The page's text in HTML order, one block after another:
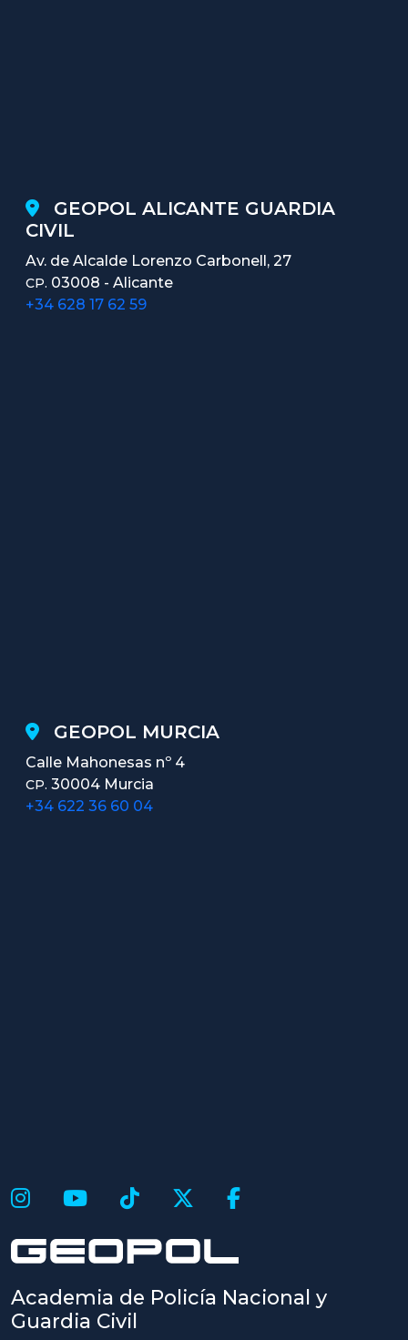
GEOPOL ALICANTE GUARDIA
CIVIL
Av. de Alcalde Lorenzo Carbonell, 27
CP. 03008 - Alicante
+34 628 17 62 59
GEOPOL MURCIA
Calle Mahonesas nº 4
CP. 30004 Murcia
+34 622 36 60 04
Academia de Policía Nacional y
Guardia Civil